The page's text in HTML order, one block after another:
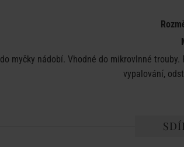
myčky nádobí. Vhodné do mikrovlnné
vypalování,